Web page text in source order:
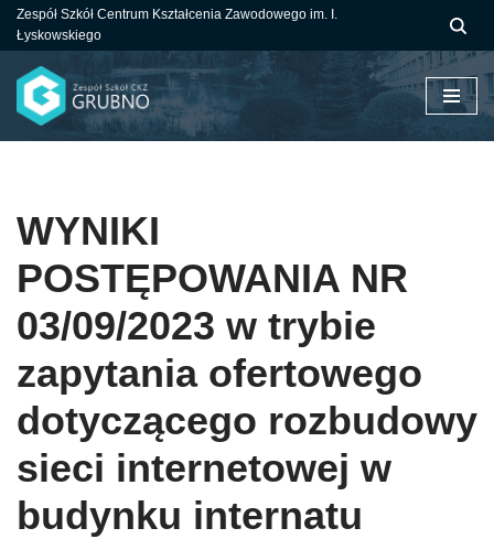
do
treści
Zespół Szkół Centrum Kształcenia Zawodowego im. I.
Łyskowskiego
WYNIKI
POSTĘPOWANIA NR
03/09/2023 w trybie
zapytania ofertowego
dotyczącego rozbudowy
sieci internetowej w
budynku internatu